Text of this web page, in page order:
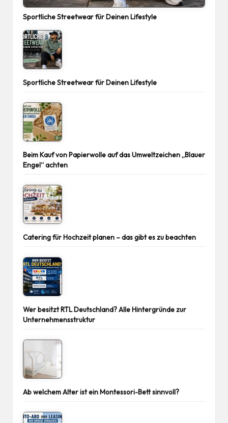
Sportliche Streetwear für Deinen Lifestyle
Sportliche Streetwear für Deinen Lifestyle
Beim Kauf von Papierwolle auf das Umweltzeichen „Blauer
Engel“ achten
Catering für Hochzeit planen – das gibt es zu beachten
Wer besitzt RTL Deutschland? Alle Hintergründe zur
Unternehmensstruktur
Ab welchem Alter ist ein Montessori-Bett sinnvoll?